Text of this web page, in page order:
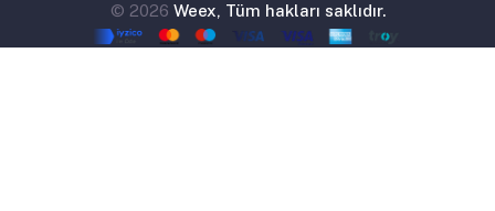
© 2026 Weex, Tüm hakları saklıdır.